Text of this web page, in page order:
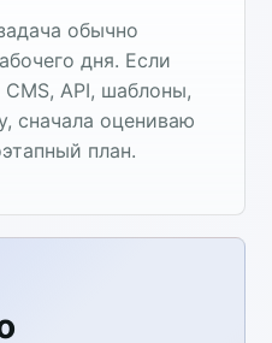
обычно
дня. Если
API, шаблоны,
сначала оцениваю
план.